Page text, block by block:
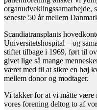
organudveklingssamarbejde,
seneste 50 år mellem
Scandiatransplants
Universitetshospital – og
stiftet tilbage i 1969, ført til
givet lige så mange
været med til at sikre en høj
mellem donor og modtager.
Vi takker for at vi måtte være
vores forening deltog to af